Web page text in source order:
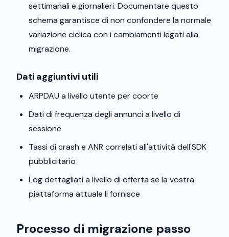
settimanali e giornalieri. Documentare questo
schema garantisce di non confondere la normale
variazione ciclica con i cambiamenti legati alla
migrazione.
Dati aggiuntivi utili
ARPDAU a livello utente per coorte
Dati di frequenza degli annunci a livello di
sessione
Tassi di crash e ANR correlati all'attività dell'SDK
pubblicitario
Log dettagliati a livello di offerta se la vostra
piattaforma attuale li fornisce
Processo di migrazione passo